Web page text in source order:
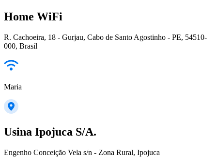
Home WiFi
R. Cachoeira, 18 - Gurjau, Cabo de Santo Agostinho - PE, 54510-
000, Brasil
Maria
Usina Ipojuca S/A.
Engenho Conceição Vela s/n - Zona Rural, Ipojuca